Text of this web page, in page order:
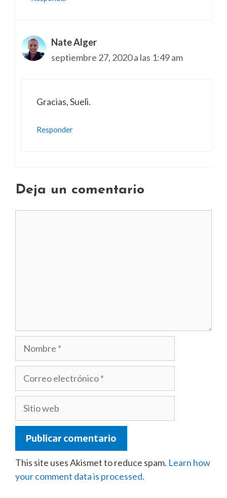
Nate Alger
septiembre 27, 2020 a las 1:49 am
Gracias, Sueli.
Responder
Deja un comentario
This site uses Akismet to reduce spam. Learn how
your comment data is processed.